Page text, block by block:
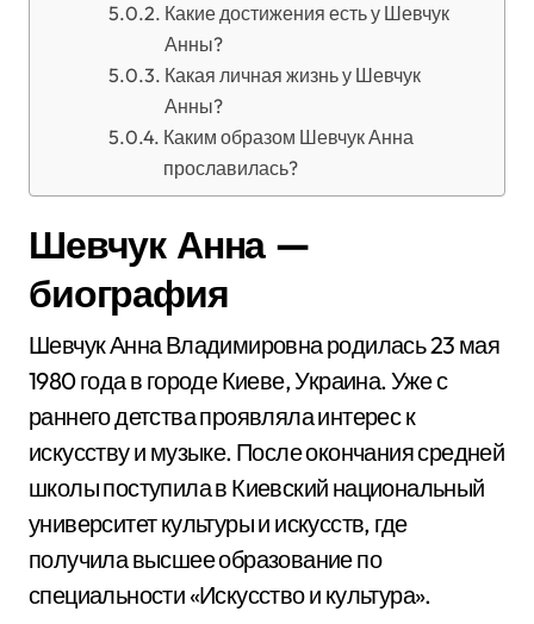
Какие достижения есть у Шевчук
Анны?
Какая личная жизнь у Шевчук
Анны?
Каким образом Шевчук Анна
прославилась?
Шевчук Анна —
биография
Шевчук Анна Владимировна родилась 23 мая
1980 года в городе Киеве, Украина. Уже с
раннего детства проявляла интерес к
искусству и музыке. После окончания средней
школы поступила в Киевский национальный
университет культуры и искусств, где
получила высшее образование по
специальности «Искусство и культура».